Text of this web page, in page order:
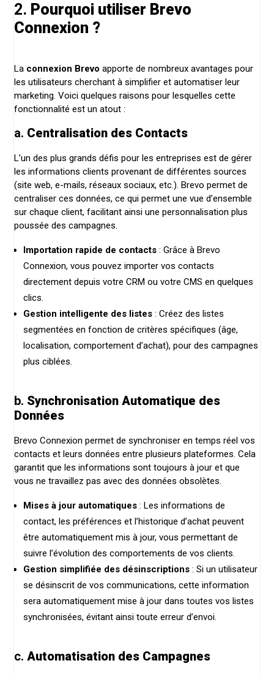
2. Pourquoi utiliser Brevo
Connexion ?
La connexion Brevo apporte de nombreux avantages pour
les utilisateurs cherchant à simplifier et automatiser leur
marketing. Voici quelques raisons pour lesquelles cette
fonctionnalité est un atout :
a. Centralisation des Contacts
L’un des plus grands défis pour les entreprises est de gérer
les informations clients provenant de différentes sources
(site web, e-mails, réseaux sociaux, etc.). Brevo permet de
centraliser ces données, ce qui permet une vue d’ensemble
sur chaque client, facilitant ainsi une personnalisation plus
poussée des campagnes.
Importation rapide de contacts : Grâce à Brevo
Connexion, vous pouvez importer vos contacts
directement depuis votre CRM ou votre CMS en quelques
clics.
Gestion intelligente des listes : Créez des listes
segmentées en fonction de critères spécifiques (âge,
localisation, comportement d’achat), pour des campagnes
plus ciblées.
b. Synchronisation Automatique des
Données
Brevo Connexion permet de synchroniser en temps réel vos
contacts et leurs données entre plusieurs plateformes. Cela
garantit que les informations sont toujours à jour et que
vous ne travaillez pas avec des données obsolètes.
Mises à jour automatiques : Les informations de
contact, les préférences et l’historique d’achat peuvent
être automatiquement mis à jour, vous permettant de
suivre l’évolution des comportements de vos clients.
Gestion simplifiée des désinscriptions : Si un utilisateur
se désinscrit de vos communications, cette information
sera automatiquement mise à jour dans toutes vos listes
synchronisées, évitant ainsi toute erreur d’envoi.
c.Automatisation des Campagnes